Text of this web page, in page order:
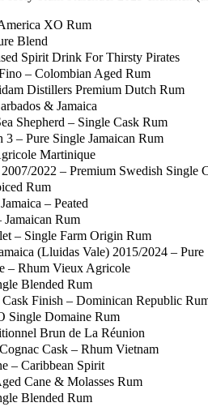
XO Rum
Blend
Spirit Drink For Thirsty Pirates
– Colombian Aged Rum
Distillers Premium Dutch Rum
& Jamaica
Shepherd – Single Cask Rum
3 – Pure Single Jamaican Rum
Martinique
2022 – Premium Swedish Single
Rum
– Peated
Rum
– Single Farm Origin Rum
(Lluidas Vale) 2015/2024 –
– Rhum Vieux Agricole
Blended Rum
Finish – Dominican Republic
Single Domaine Rum
Brun de La Réunion
Cask – Rhum Vietnam
– Caribbean Spirit
Cane & Molasses Rum
Blended Rum